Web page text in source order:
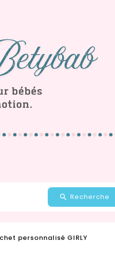
Recherche
personnalisé GIRLY